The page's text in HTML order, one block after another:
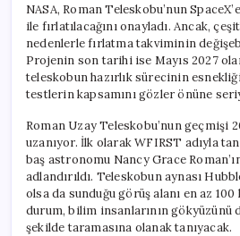
NASA, Roman Teleskobu’nun
ile fırlatılacağını onayladı. Ancak,
nedenlerle fırlatma takviminin
Projenin son tarihi ise Mayıs 2027
teleskobun hazırlık sürecinin
testlerin kapsamını gözler önüne
Roman Uzay Teleskobu’nun geçmişi
uzanıyor. İlk olarak WFIRST adıyla
baş astronomu Nancy Grace
adlandırıldı. Teleskobun aynası
olsa da sunduğu görüş alanı en az
durum, bilim insanlarının gökyüzünü
şekilde taramasına olanak tanıyacak.